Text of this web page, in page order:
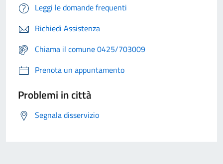
Leggi le domande frequenti
Richiedi Assistenza
Chiama il comune 0425/703009
Prenota un appuntamento
Problemi in città
Segnala disservizio